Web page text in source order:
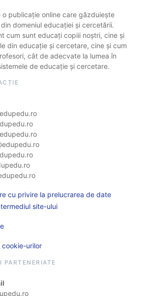
o publicație online care găzduiește
domeniul educației și cercetării.
cum sunt educați copiii noștri, cine și
din educație și cercetare, cine și cum
cât de adecvate la lumea în
de educație și cercetare.
cu privire la prelucrarea de date
site-ului
cookie-urilor
PARTENERIATE